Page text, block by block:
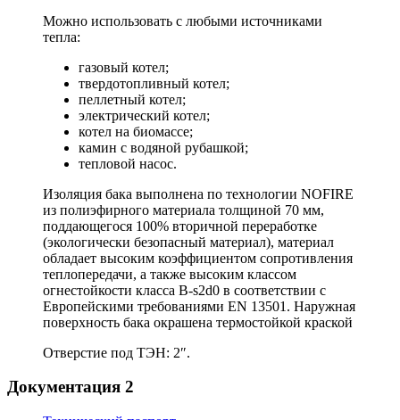
Можно использовать с любыми источниками
тепла:
газовый котел;
твердотопливный котел;
пеллетный котел;
электрический котел;
котел на биомассе;
камин с водяной рубашкой;
тепловой насос.
Изоляция бака выполнена по технологии NOFIRE
из полиэфирного материала толщиной 70 мм,
поддающегося 100% вторичной переработке
(экологически безопасный материал), материал
обладает высоким коэффициентом сопротивления
теплопередачи, а также высоким классом
огнестойкости класса B-s2d0 в соответствии с
Европейскими требованиями EN 13501. Наружная
поверхность бака окрашена термостойкой краской
Отверстие под ТЭН: 2″.
Документация 2